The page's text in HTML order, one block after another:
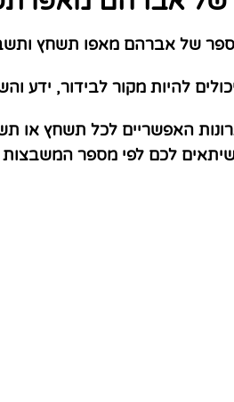
ספר של אברהם מאפו תשחץ
להיות מקור לבידור, ידע
האפשריים לכל תשחץ
שיתאים לכם לפי מספר